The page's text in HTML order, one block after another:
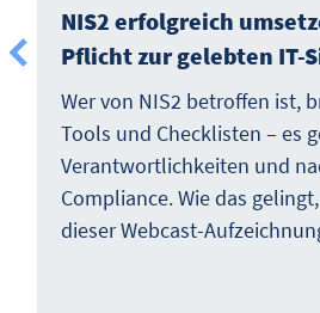
NIS2 erfolgreich
Pflicht zur gelebten IT-
Wer von NIS2 betroffen ist,
Tools und Checklisten – es
Verantwortlichkeiten und
Compliance. Wie das
dieser Webcast-